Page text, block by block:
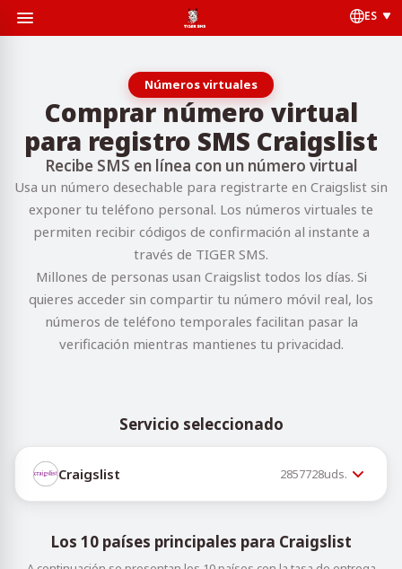
ES
Números virtuales
Comprar número virtual
para registro SMS Craigslist
Recibe SMS en línea con un número virtual
Usa un número desechable para registrarte en Craigslist sin
exponer tu teléfono personal. Los números virtuales te
permiten recibir códigos de confirmación al instante a
través de TIGER SMS.
Millones de personas usan Craigslist todos los días. Si
quieres acceder sin compartir tu número móvil real, los
números de teléfono temporales facilitan pasar la
verificación mientras mantienes tu privacidad.
Servicio seleccionado
Craigslist 2857728uds.
Los 10 países principales para Craigslist